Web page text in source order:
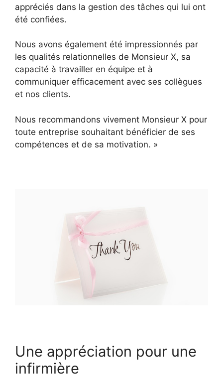
appréciés dans la gestion des tâches qui lui ont
été confiées.
Nous avons également été impressionnés par
les qualités relationnelles de Monsieur X, sa
capacité à travailler en équipe et à
communiquer efficacement avec ses collègues
et nos clients.
Nous recommandons vivement Monsieur X pour
toute entreprise souhaitant bénéficier de ses
compétences et de sa motivation. »
Une appréciation pour une
infirmière